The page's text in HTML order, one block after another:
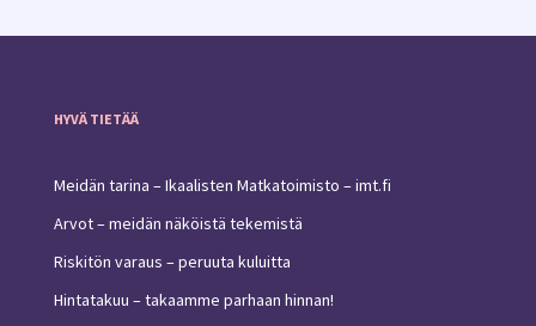
HYVÄ TIETÄÄ
Meidän tarina – Ikaalisten Matkatoimisto – imt.fi
Arvot – meidän näköistä tekemistä
Riskitön varaus – peruuta kuluitta
Hintatakuu – takaamme parhaan hinnan!